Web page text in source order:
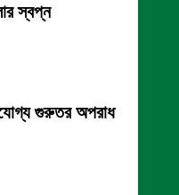
স্বপ্ন
গুরুতর অপরাধ